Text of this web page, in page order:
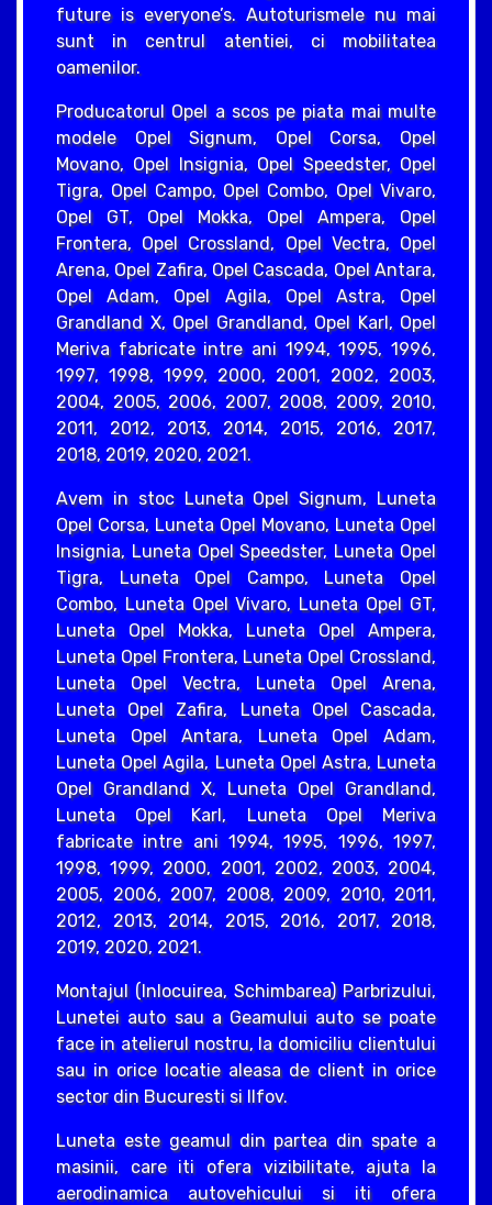
future is everyone’s. Autoturismele nu mai
sunt in centrul atentiei, ci mobilitatea
oamenilor.
Producatorul Opel a scos pe piata mai multe
modele Opel Signum, Opel Corsa, Opel
Movano, Opel Insignia, Opel Speedster, Opel
Tigra, Opel Campo, Opel Combo, Opel Vivaro,
Opel GT, Opel Mokka, Opel Ampera, Opel
Frontera, Opel Crossland, Opel Vectra, Opel
Arena, Opel Zafira, Opel Cascada, Opel Antara,
Opel Adam, Opel Agila, Opel Astra, Opel
Grandland X, Opel Grandland, Opel Karl, Opel
Meriva fabricate intre ani 1994, 1995, 1996,
1997, 1998, 1999, 2000, 2001, 2002, 2003,
2004, 2005, 2006, 2007, 2008, 2009, 2010,
2011, 2012, 2013, 2014, 2015, 2016, 2017,
2018, 2019, 2020, 2021.
Avem in stoc Luneta Opel Signum, Luneta
Opel Corsa, Luneta Opel Movano, Luneta Opel
Insignia, Luneta Opel Speedster, Luneta Opel
Tigra, Luneta Opel Campo, Luneta Opel
Combo, Luneta Opel Vivaro, Luneta Opel GT,
Luneta Opel Mokka, Luneta Opel Ampera,
Luneta Opel Frontera, Luneta Opel Crossland,
Luneta Opel Vectra, Luneta Opel Arena,
Luneta Opel Zafira, Luneta Opel Cascada,
Luneta Opel Antara, Luneta Opel Adam,
Luneta Opel Agila, Luneta Opel Astra, Luneta
Opel Grandland X, Luneta Opel Grandland,
Luneta Opel Karl, Luneta Opel Meriva
fabricate intre ani 1994, 1995, 1996, 1997,
1998, 1999, 2000, 2001, 2002, 2003, 2004,
2005, 2006, 2007, 2008, 2009, 2010, 2011,
2012, 2013, 2014, 2015, 2016, 2017, 2018,
2019, 2020, 2021.
Montajul (Inlocuirea, Schimbarea) Parbrizului,
Lunetei auto sau a Geamului auto se poate
face in atelierul nostru, la domiciliu clientului
sau in orice locatie aleasa de client in orice
sector din Bucuresti si Ilfov.
Luneta este geamul din partea din spate a
masinii, care iti ofera vizibilitate, ajuta la
aerodinamica autovehicului si iti ofera